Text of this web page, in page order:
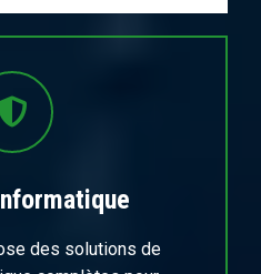
des solutions de